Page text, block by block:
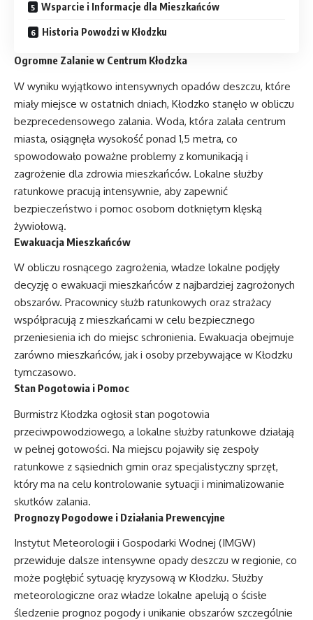
Wsparcie i Informacje dla Mieszkańców
Historia Powodzi w Kłodzku
Ogromne Zalanie w Centrum Kłodzka
W wyniku wyjątkowo intensywnych opadów deszczu, które
miały miejsce w ostatnich dniach, Kłodzko stanęło w obliczu
bezprecedensowego zalania. Woda, która zalała centrum
miasta, osiągnęła wysokość ponad 1,5 metra, co
spowodowało poważne problemy z komunikacją i
zagrożenie dla zdrowia mieszkańców. Lokalne służby
ratunkowe pracują intensywnie, aby zapewnić
bezpieczeństwo i pomoc osobom dotkniętym klęską
żywiołową.
Ewakuacja Mieszkańców
W obliczu rosnącego zagrożenia, władze lokalne podjęły
decyzję o ewakuacji mieszkańców z najbardziej zagrożonych
obszarów. Pracownicy służb ratunkowych oraz strażacy
współpracują z mieszkańcami w celu bezpiecznego
przeniesienia ich do miejsc schronienia. Ewakuacja obejmuje
zarówno mieszkańców, jak i osoby przebywające w Kłodzku
tymczasowo.
Stan Pogotowia i Pomoc
Burmistrz Kłodzka ogłosił stan pogotowia
przeciwpowodziowego, a lokalne służby ratunkowe działają
w pełnej gotowości. Na miejscu pojawiły się zespoły
ratunkowe z sąsiednich gmin oraz specjalistyczny sprzęt,
który ma na celu kontrolowanie sytuacji i minimalizowanie
skutków zalania.
Prognozy Pogodowe i Działania Prewencyjne
Instytut Meteorologii i Gospodarki Wodnej (IMGW)
przewiduje dalsze intensywne opady deszczu w regionie, co
może pogłębić sytuację kryzysową w Kłodzku. Służby
meteorologiczne oraz władze lokalne apelują o ścisłe
śledzenie prognoz pogody i unikanie obszarów szczególnie